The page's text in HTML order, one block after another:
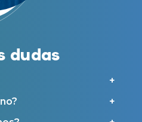
dudas
a domicilio
audífonos
hasta 200€*
en Castilla-La Mancha
en nuestras
empresas colaboradoras de
servicios solicitados, según se
uso
haber leído y aceptado nuestra